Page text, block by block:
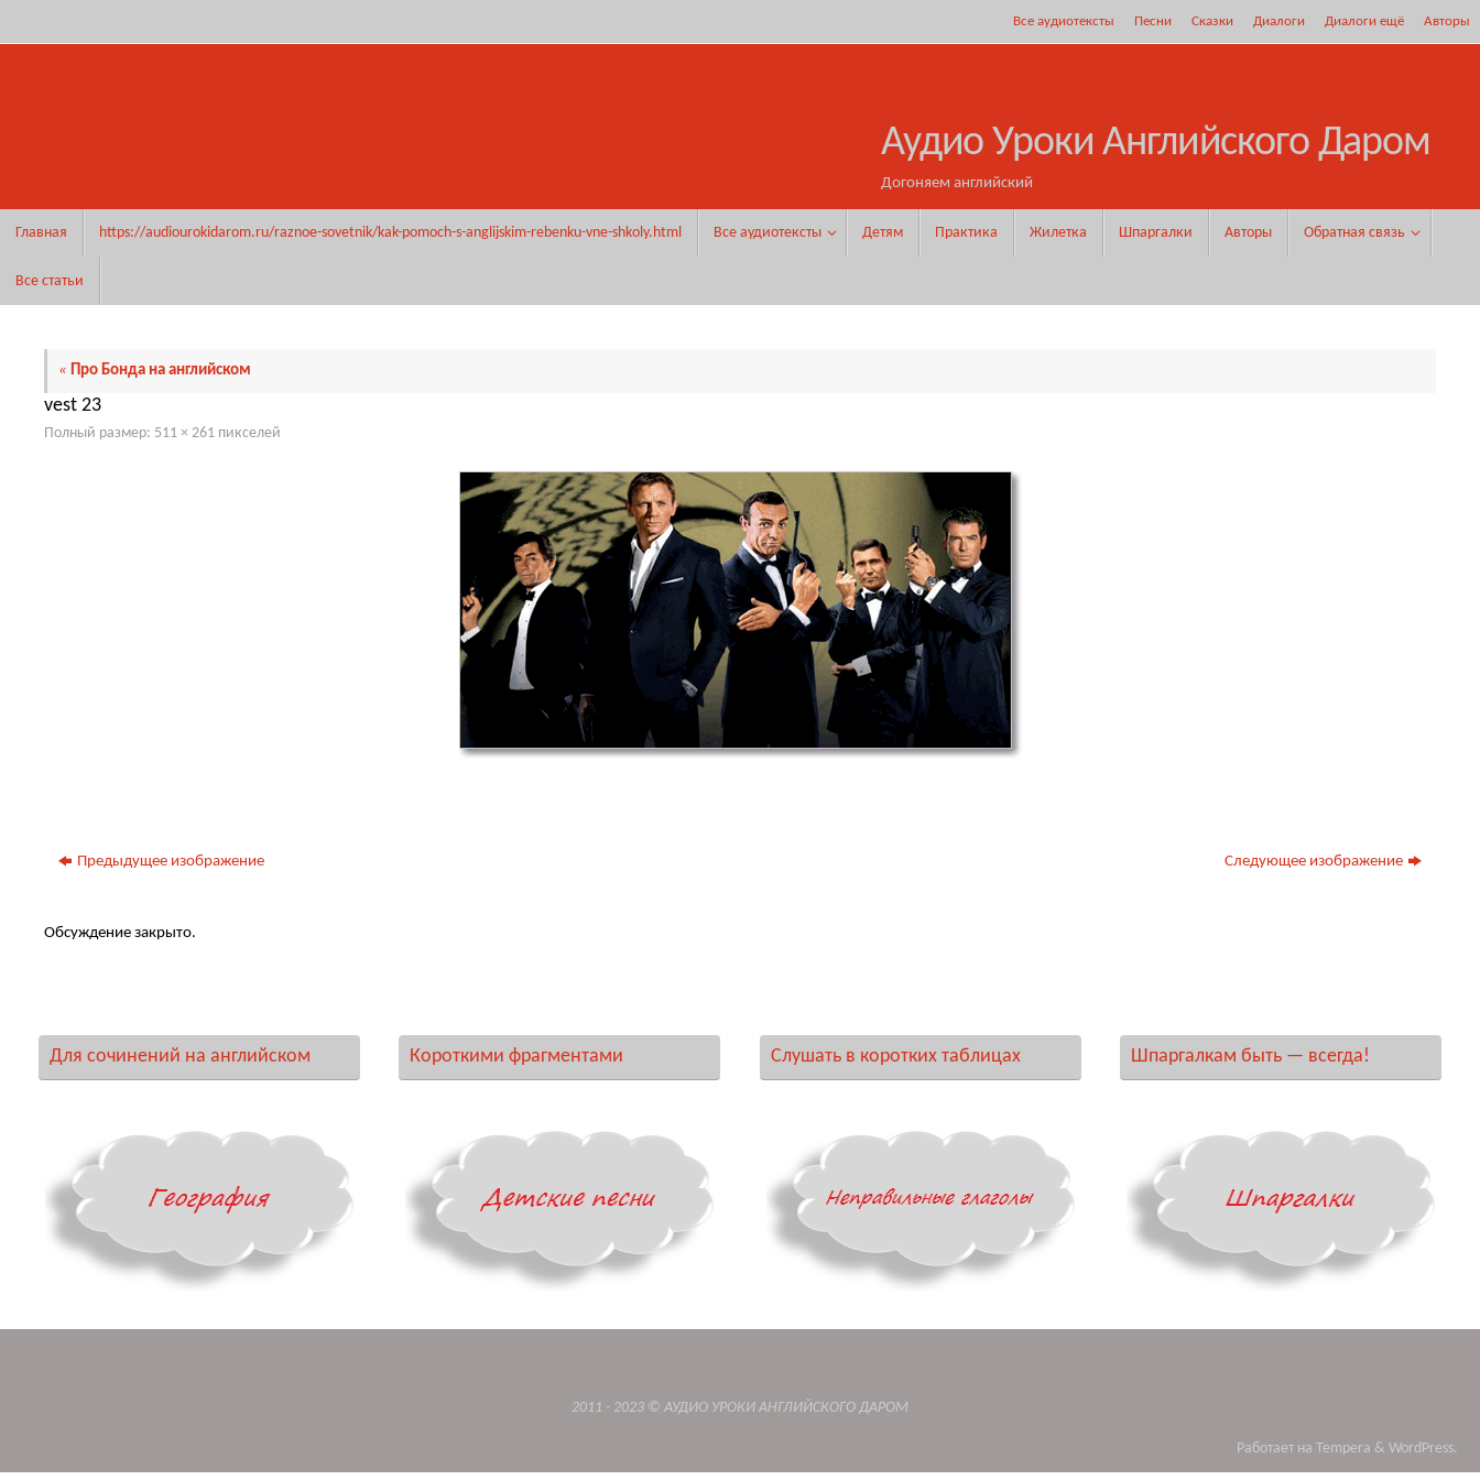
к
Все аудиотексты Песни Сказки Диалоги Диалоги ещё Авторы
Аудио Уроки Английского Даром
Догоняем английский
Главная https://audiourokidarom.ru/raznoe-sovetnik/kak-pomoch-s-anglijskim-rebenku-vne-shkoly.html Все аудиотексты Детям Практика Жилетка Шпаргалки Авторы Обратная связь
Все статьи
« Про Бонда на английском
vest 23
Полный размер: 511 × 261 пикселей
Предыдущее изображение Следующее изображение
Обсуждение закрыто.
Для сочинений на английском Короткими фрагментами Слушать в коротких таблицах Шпаргалкам быть — всегда!
2011 - 2023 © АУДИО УРОКИ АНГЛИЙСКОГО ДАРОМ
Работает на Tempera & WordPress.